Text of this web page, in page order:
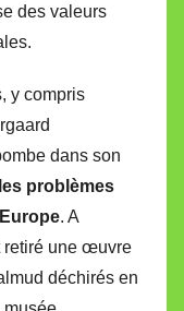
des valeurs
y compris
dans son
problèmes
. A
retiré une œuvre
déchirés en